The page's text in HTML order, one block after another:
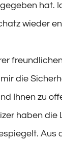
hat.
wieder
die
Ihnen zu
haben die
Aus